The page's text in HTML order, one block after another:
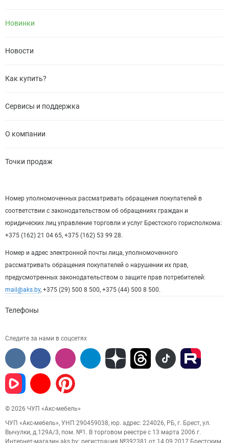
Новинки
Новости
Как купить?
Сервисы и поддержка
О компании
Точки продаж
Номер уполномоченных рассматривать обращения покупателей в
соответствии с законодательством об обращениях граждан и
юридических лиц управление торговли и услуг Брестского горисполкома:
+375 (162) 21 04 65, +375 (162) 53 99 28.
Номер и адрес электронной почты лица, уполномоченного
рассматривать обращения покупателей о нарушении их прав,
предусмотренных законодательством о защите прав потребителей:
mail@aks.by, +375 (29) 500 8 500, +375 (44) 500 8 500.
Телефоны
Следите за нами в соцсетях
© 2026 ЧУП «Акс-мебель»
ЧУП «Акс-мебель», УНП 290459038, юр. адрес: 224026, РБ, г. Брест, ул.
Вычулки, д.129А/3, пом. №1. В торговом реестре с 13 марта 2006 г.
Интернет-магазин aks.by: регистрация №392381 от 14.09.2017 Брестским